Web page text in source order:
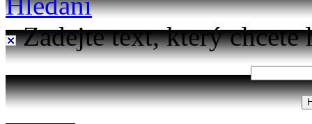
Zadejte text, který chcete